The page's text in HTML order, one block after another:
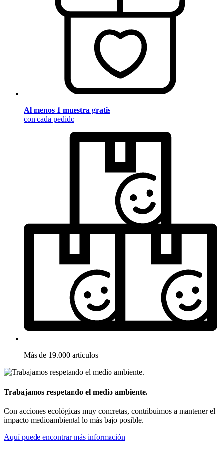
Al menos 1 muestra gratis
con cada pedido
Más de 19.000 artículos
Trabajamos respetando el medio ambiente.
Con acciones ecológicas muy concretas, contribuimos a mantener el
impacto medioambiental lo más bajo posible.
Aquí puede encontrar más información